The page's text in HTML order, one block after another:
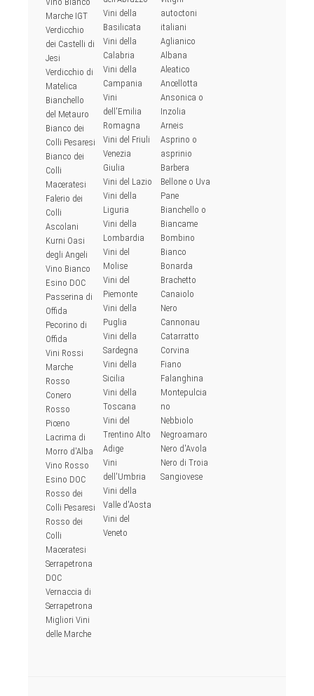
Marche IGT
Verdicchio
dei Castelli di
Jesi
Verdicchio di
Matelica
Bianchello
del Metauro
Bianco dei
Colli Pesaresi
Bianco dei
Colli
Maceratesi
Falerio dei
Colli
Ascolani
Kurni Oasi
degli Angeli
Vino Bianco
Esino DOC
Passerina di
Offida
Pecorino di
Offida
Vini Rossi
Marche
Rosso
Conero
Rosso
Piceno
Lacrima di
Morro d'Alba
Vino Rosso
Esino DOC
Rosso dei
Colli Pesaresi
Rosso dei
Colli
Maceratesi
Serrapetrona
DOC
Vernaccia di
Serrapetrona
Migliori Vini
delle Marche
Vini della
Basilicata
Vini della
Calabria
Vini della
Campania
Vini
dell'Emilia
Romagna
Vini del Friuli
Venezia
Giulia
Vini del Lazio
Vini della
Liguria
Vini della
Lombardia
Vini del
Molise
Vini del
Piemonte
Vini della
Puglia
Vini della
Sardegna
Vini della
Sicilia
Vini della
Toscana
Vini del
Trentino Alto
Adige
Vini
dell'Umbria
Vini della
Valle d'Aosta
Vini del
Veneto
autoctoni
italiani
Aglianico
Albana
Aleatico
Ancellotta
Ansonica o
Inzolia
Arneis
Asprino o
asprinio
Barbera
Bellone o Uva
Pane
Bianchello o
Biancame
Bombino
Bianco
Bonarda
Brachetto
Canaiolo
Nero
Cannonau
Catarratto
Corvina
Fiano
Falanghina
Montepulcia
no
Nebbiolo
Negroamaro
Nero d'Avola
Nero di Troia
Sangiovese